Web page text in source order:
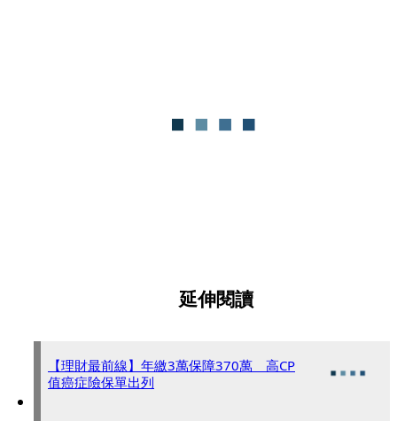
延伸閱讀
【理財最前線】年繳3萬保障370萬 高CP
值癌症險保單出列